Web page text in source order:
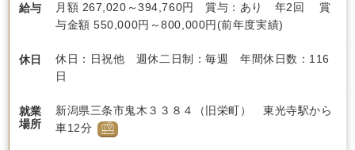
給与
月額 267,020～394,760円 賞与：あり 年2回 賞
与金額 550,000円～800,000円(前年度実績)
休日
休日：日祝他 週休二日制：毎週 年間休日数：116
日
就業
場所
新潟県三条市鬼木３３８４（旧栄町） 東光寺駅から
車12分